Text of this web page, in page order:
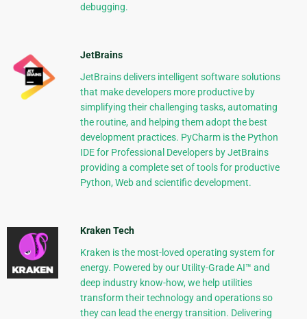
debugging.
JetBrains
JetBrains delivers intelligent software solutions
that make developers more productive by
simplifying their challenging tasks, automating
the routine, and helping them adopt the best
development practices. PyCharm is the Python
IDE for Professional Developers by JetBrains
providing a complete set of tools for productive
Python, Web and scientific development.
Kraken Tech
Kraken is the most-loved operating system for
energy. Powered by our Utility-Grade AI™ and
deep industry know-how, we help utilities
transform their technology and operations so
they can lead the energy transition. Delivering